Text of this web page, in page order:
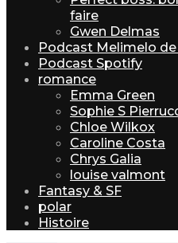
faire
Gwen Delmas
Podcast Melimelo de
Podcast Spotify
romance
Emma Green
Sophie S
Chloe Wilkox
Caroline Costa
Chrys Galia
louise valmont
Fantasy & SF
polar
Histoire